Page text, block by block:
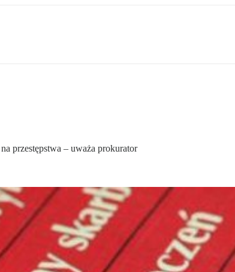
przestępstwa – uważa prokurator